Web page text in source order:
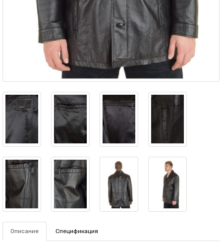
Описание Спецификация